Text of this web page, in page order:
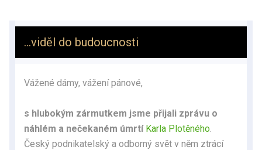
…viděl do budoucnosti
Vážené dámy, vážení pánové,
s hlubokým zármutkem jsme přijali zprávu o
náhlém a nečekaném úmrtí Karla Plotěného.
Český podnikatelský a odborný svět v něm ztrácí